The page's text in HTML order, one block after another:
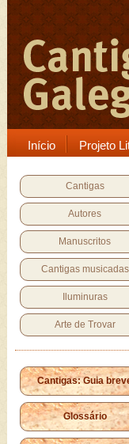
Início Projeto
Cantigas
Autores
Manuscritos
Cantigas musicadas
Iluminuras
Arte de Trovar
Cantigas: Guia
Glossário